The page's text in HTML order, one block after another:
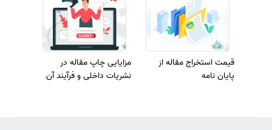
قیمت استخراج مقاله از
پایان نامه
مزایایی چاپ مقاله در
نشریات داخلی و فرآیند آن